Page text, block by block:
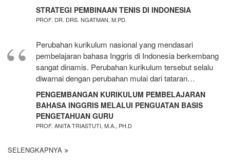
STRATEGI PEMBINAAN TENIS DI INDONESIA
PROF. DR. DRS. NGATMAN, M.PD.
Perubahan kurikulum nasional yang mendasari
pembelajaran bahasa Inggris di Indonesia berkembang
sangat dinamis. Perubahan kurikulum tersebut selalu
diwarnai dengan perubahan mulai dari tataran…
PENGEMBANGAN KURIKULUM PEMBELAJARAN
BAHASA INGGRIS MELALUI PENGUATAN BASIS
PENGETAHUAN GURU
PROF. ANITA TRIASTUTI, M.A., PH.D
SELENGKAPNYA